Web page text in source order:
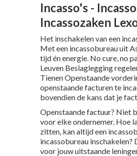
Incasso's -
Incassozaken
Het inschakelen van een
Met een incassobureau uit
tijd én energie. No cure, no
Leuven Beslaglegging
TienenOpenstaande
openstaande facturen te
bovendien de kans dat je
Openstaande factuur? Niet
voor elke ondernemer. Hoe
zitten, kan altijd een
incassobureau
voor jouw uitstaande